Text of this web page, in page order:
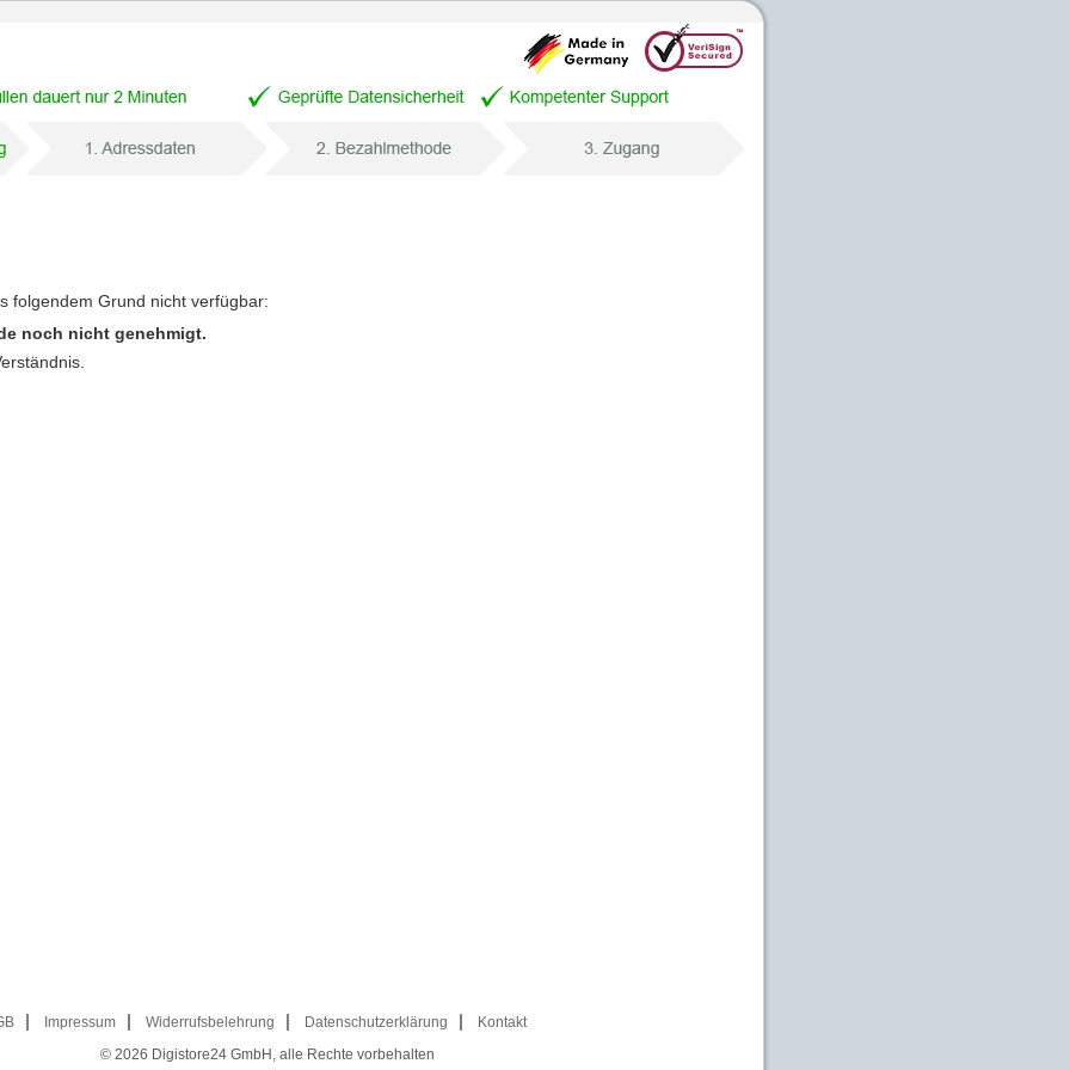
folgendem Grund nicht verfügbar:
noch nicht genehmigt.
Impressum Widerrufsbelehrung Datenschutzerklärung
Kontakt
© 2026 Digistore24 GmbH, alle Rechte vorbehalten